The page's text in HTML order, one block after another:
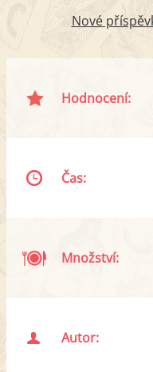
Nové
Hodnocení:
Čas:
Množství:
Autor: